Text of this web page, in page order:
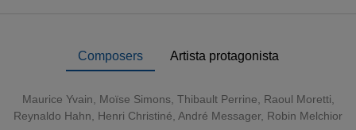
Composers Artista protagonista
Maurice Yvain, Moïse Simons, Thibault Perrine, Raoul Moretti,
Reynaldo Hahn, Henri Christiné, André Messager, Robin Melchior
Pauline Sabatier; tenors Philippe Talbot and Rémy
Mathieu; baritone Guillaume Andrieux, and bass-baritone
The complimentary booklet including all original sung texts